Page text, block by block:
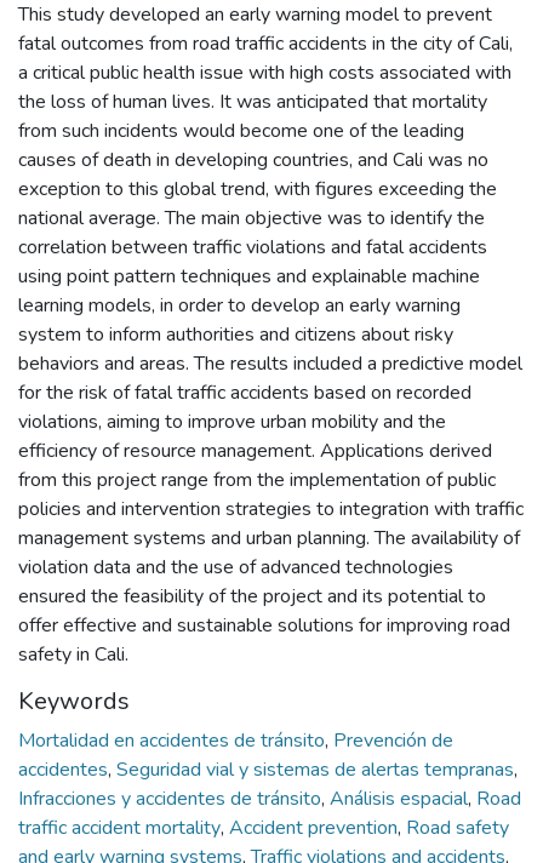
This study developed an early warning model to prevent
fatal outcomes from road traffic accidents in the city of Cali,
a critical public health issue with high costs associated with
the loss of human lives. It was anticipated that mortality
from such incidents would become one of the leading
causes of death in developing countries, and Cali was no
exception to this global trend, with figures exceeding the
national average. The main objective was to identify the
correlation between traffic violations and fatal accidents
using point pattern techniques and explainable machine
learning models, in order to develop an early warning
system to inform authorities and citizens about risky
behaviors and areas. The results included a predictive model
for the risk of fatal traffic accidents based on recorded
violations, aiming to improve urban mobility and the
efficiency of resource management. Applications derived
from this project range from the implementation of public
policies and intervention strategies to integration with traffic
management systems and urban planning. The availability of
violation data and the use of advanced technologies
ensured the feasibility of the project and its potential to
offer effective and sustainable solutions for improving road
safety in Cali.
Keywords
Mortalidad en accidentes de tránsito, Prevención de
accidentes, Seguridad vial y sistemas de alertas tempranas,
Infracciones y accidentes de tránsito, Análisis espacial, Road
traffic accident mortality, Accident prevention, Road safety
and early warning systems,Traffic violations and accidents,